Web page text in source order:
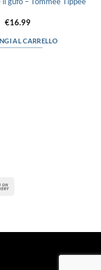
€16.99
AL CARRELLO
MasterCard